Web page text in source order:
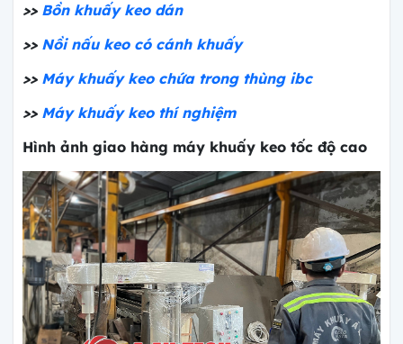
>> Bồn khuấy keo dán
>> Nồi nấu keo có cánh khuấy
>> Máy khuấy keo chứa trong thùng ibc
>> Máy khuấy keo thí nghiệm
Hình ảnh giao hàng máy khuấy keo tốc độ cao